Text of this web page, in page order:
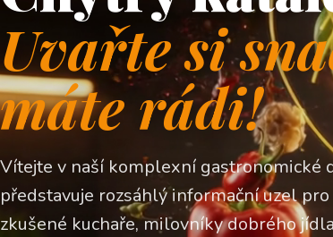
Uvařte si
máte rádi!
Vítejte v naší komplexní gastronomické
představuje rozsáhlý informační uzel pro
zkušené kuchaře, milovníky dobrého